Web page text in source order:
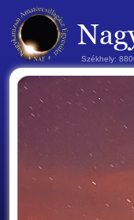
Székhely: